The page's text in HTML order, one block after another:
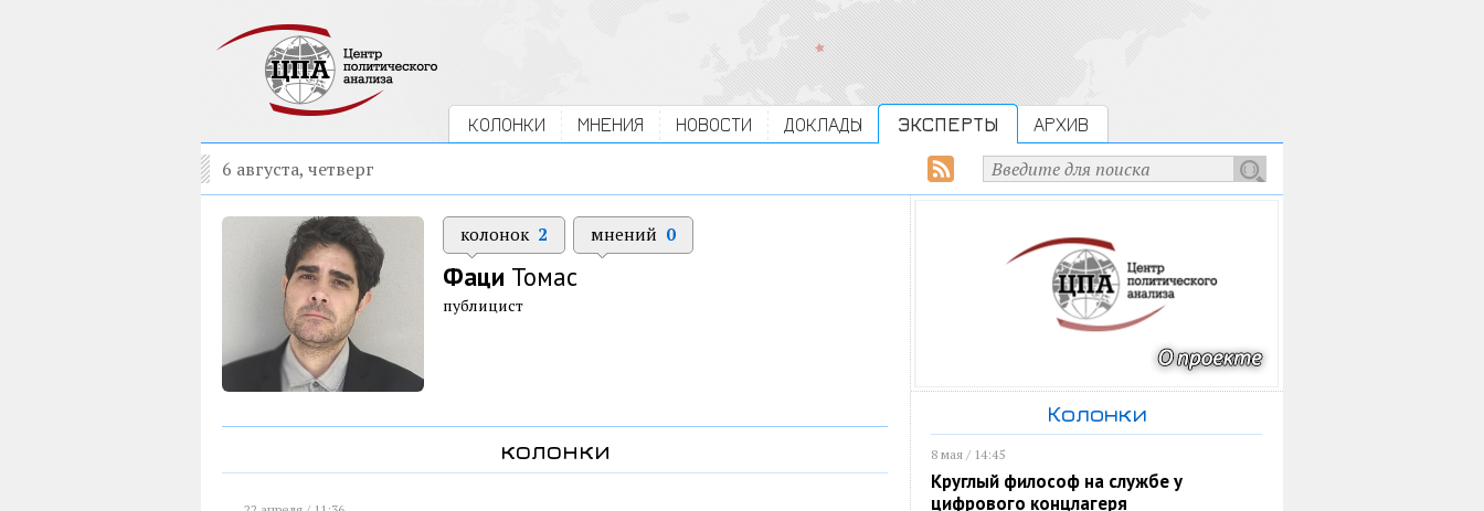
КОЛОНКИ МНЕНИЯ НОВОСТИ ДОКЛАДЫ ЭКСПЕРТЫ АРХИВ
6 августа, четверг
колонок 2 мнений 0
Фаци Томас
публицист
колонки
Колонки
8 мая / 14:45
Круглый философ на службе у
цифрового концлагеря